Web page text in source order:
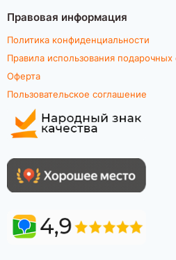
Правовая информация
Политика конфиденциальности
Правила использования подарочных
Оферта
Пользовательское соглашение